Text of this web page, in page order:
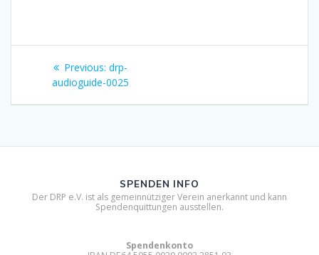
Beitragsnavigation
Previous: Previous
post:
drp-
audioguide-0025
SPENDEN INFO
Der DRP e.V. ist als gemeinnütziger Verein anerkannt und kann
Spendenquittungen ausstellen.
Spendenkonto